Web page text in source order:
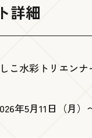
詳細
しこ水彩トリエン
年5月11日（月）